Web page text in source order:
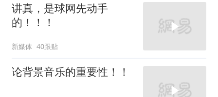
讲真，是球网先动手
的！！！
新媒体 40跟贴
论背景音乐的重要性！！